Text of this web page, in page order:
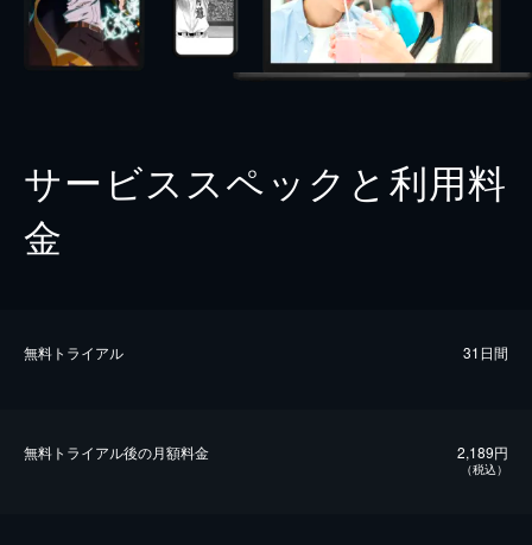
サービススペックと利用料
金
無料トライアル 31日間
無料トライアル後の⽉額料金 2,189円
（税込）